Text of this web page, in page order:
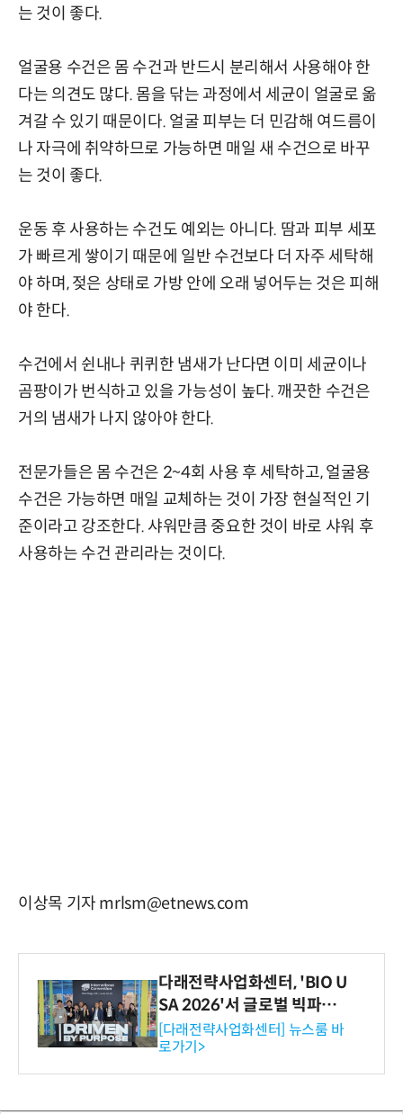
는 것이 좋다.
얼굴용 수건은 몸 수건과 반드시 분리해서 사용해야 한
다는 의견도 많다. 몸을 닦는 과정에서 세균이 얼굴로 옮
겨갈 수 있기 때문이다. 얼굴 피부는 더 민감해 여드름이
나 자극에 취약하므로 가능하면 매일 새 수건으로 바꾸
는 것이 좋다.
운동 후 사용하는 수건도 예외는 아니다. 땀과 피부 세포
가 빠르게 쌓이기 때문에 일반 수건보다 더 자주 세탁해
야 하며, 젖은 상태로 가방 안에 오래 넣어두는 것은 피해
야 한다.
수건에서 쉰내나 퀴퀴한 냄새가 난다면 이미 세균이나
곰팡이가 번식하고 있을 가능성이 높다. 깨끗한 수건은
거의 냄새가 나지 않아야 한다.
전문가들은 몸 수건은 2~4회 사용 후 세탁하고, 얼굴용
수건은 가능하면 매일 교체하는 것이 가장 현실적인 기
준이라고 강조한다. 샤워만큼 중요한 것이 바로 샤워 후
사용하는 수건 관리라는 것이다.
이상목 기자 mrlsm@etnews.com
다래전략사업화센터, 'BIO U
SA 2026'서 글로벌 빅파마
와의 비즈니스 미팅 지원…K
-바이오 해외 진출 교두보 확
보
[다래전략사업화센터] 뉴스룸 바
로가기>